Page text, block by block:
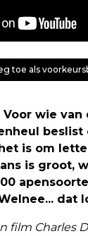
toe als
wie
beslist
is om
is groot,
dat
film Charles